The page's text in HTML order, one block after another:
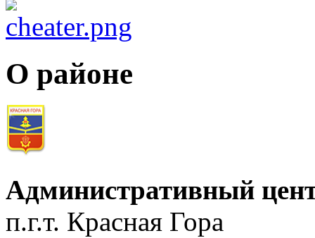
О районе
Административный
п.г.т. Красная Гора